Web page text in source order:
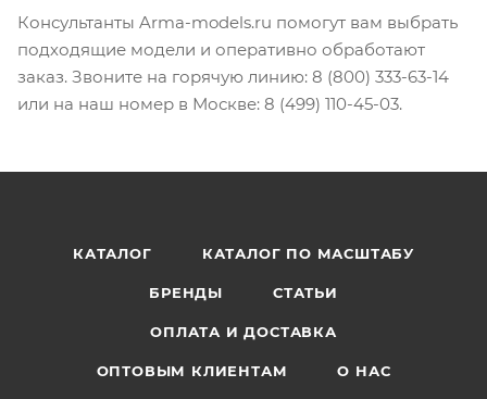
Консультанты Arma-models.ru помогут вам выбрать
подходящие модели и оперативно обработают
заказ. Звоните на горячую линию: 8 (800) 333-63-14
или на наш номер в Москве: 8 (499) 110-45-03.
КАТАЛОГ КАТАЛОГ ПО МАСШТАБУ
БРЕНДЫ СТАТЬИ
ОПЛАТА И ДОСТАВКА
ОПТОВЫМ КЛИЕНТАМ О НАС